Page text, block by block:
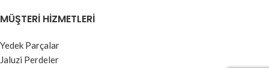
MÜŞTERI HIZMETLERI
Yedek Parçalar
Jaluzi Perdeler